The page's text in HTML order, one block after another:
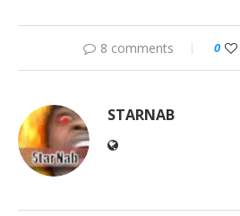
8 comments 0
STARNAB